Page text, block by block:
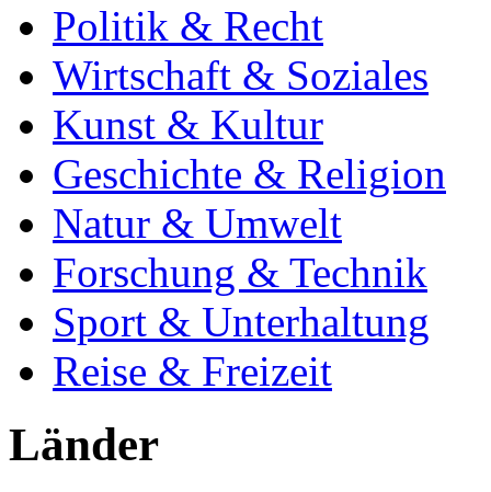
Politik & Recht
Wirtschaft & Soziales
Kunst & Kultur
Geschichte & Religion
Natur & Umwelt
Forschung & Technik
Sport & Unterhaltung
Reise & Freizeit
Länder